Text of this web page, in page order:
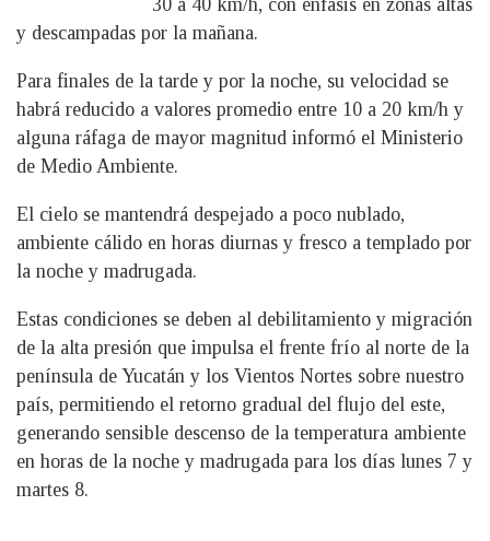
30 a 40 km/h, con énfasis en zonas altas
y descampadas por la mañana.
Para finales de la tarde y por la noche, su velocidad se
habrá reducido a valores promedio entre 10 a 20 km/h y
alguna ráfaga de mayor magnitud informó el Ministerio
de Medio Ambiente.
El cielo se mantendrá despejado a poco nublado,
ambiente cálido en horas diurnas y fresco a templado por
la noche y madrugada.
Estas condiciones se deben al debilitamiento y migración
de la alta presión que impulsa el frente frío al norte de la
península de Yucatán y los Vientos Nortes sobre nuestro
país, permitiendo el retorno gradual del flujo del este,
generando sensible descenso de la temperatura ambiente
en horas de la noche y madrugada para los días lunes 7 y
martes 8.